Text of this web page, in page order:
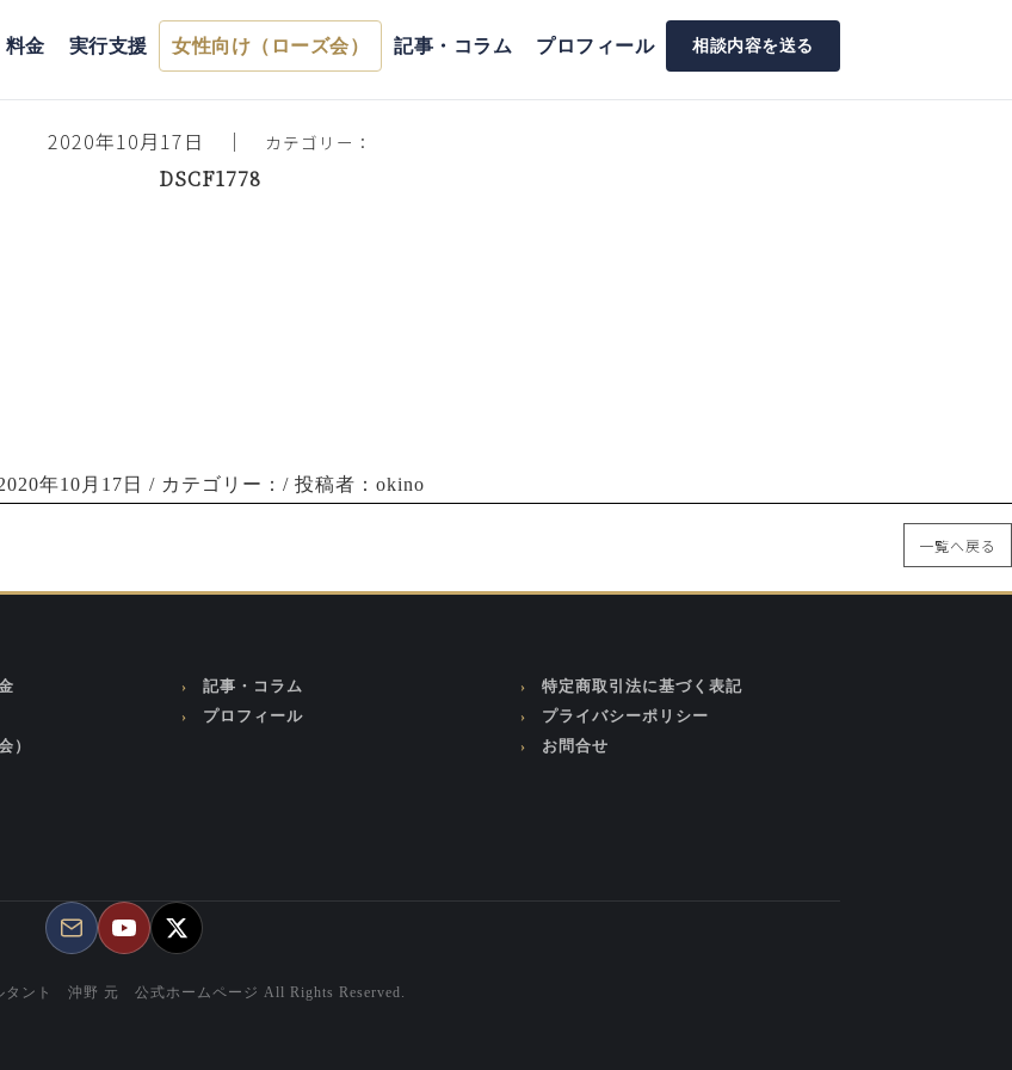
料金 実行支援 女性向け（ローズ会） 記事・コラム プロフィール 相談内容を送る
ホーム> スタッフブログ> DSCF1778
2020年10月17日 ｜ カテゴリー：
DSCF1778
年10月17日 / カテゴリー：/ 投稿者：okino
一覧へ戻る
）
記事・コラム
プロフィール
特定商取引法に基づく表記
プライバシーポリシー
お問合せ
タント 沖野 元 公式ホームページ All Rights Reserved.